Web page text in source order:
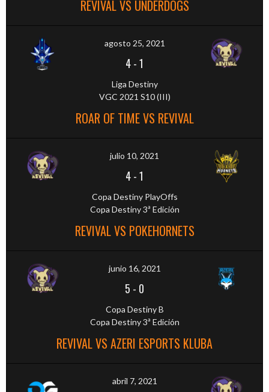
REVIVAL VS UNDERDOGS
agosto 25, 2021
4-1
Liga Destiny
VGC 2021 S10 (III)
ROAR OF TIME VS REVIVAL
julio 10, 2021
4-1
Copa Destiny PlayOffs
Copa Destiny 3ª Edición
REVIVAL VS POKEHORNETS
junio 16, 2021
5 - 0
Copa Destiny B
Copa Destiny 3ª Edición
REVIVAL VS AZERI ESPORTS KLUBA
abril 7, 2021